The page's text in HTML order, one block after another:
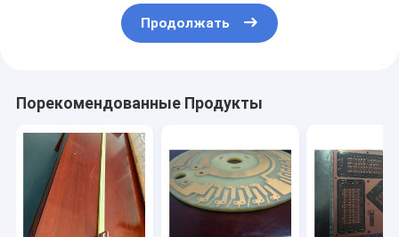
Продолжать
Порекомендованные Продукты